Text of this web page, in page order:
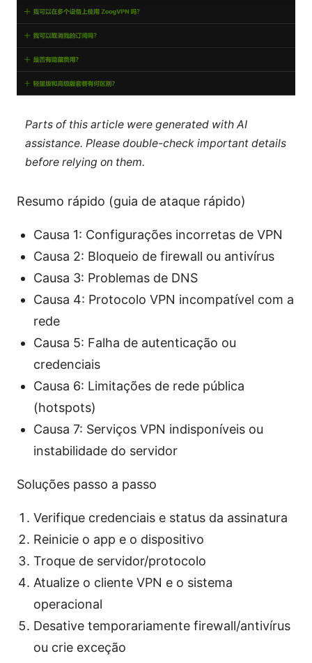
Parts of this article were generated with AI
assistance. Please double-check important details
before relying on them.
Resumo rápido (guia de ataque rápido)
Causa 1: Configurações incorretas de VPN
Causa 2: Bloqueio de firewall ou antivírus
Causa 3: Problemas de DNS
Causa 4: Protocolo VPN incompatível com a
rede
Causa 5: Falha de autenticação ou
credenciais
Causa 6: Limitações de rede pública
(hotspots)
Causa 7: Serviços VPN indisponíveis ou
instabilidade do servidor
Soluções passo a passo
Verifique credenciais e status da assinatura
Reinicie o app e o dispositivo
Troque de servidor/protocolo
Atualize o cliente VPN e o sistema
operacional
Desative temporariamente firewall/antivírus
ou crie exceção